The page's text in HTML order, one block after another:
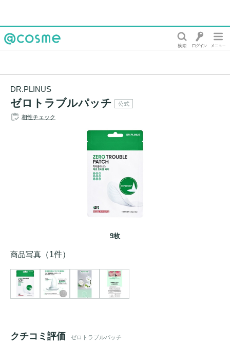
DR.PLINUS
ゼロトラブルパッチ 公式
相性チェック
9枚
商品写真 （1件）
クチコミ評価 ゼロトラブルパッチ